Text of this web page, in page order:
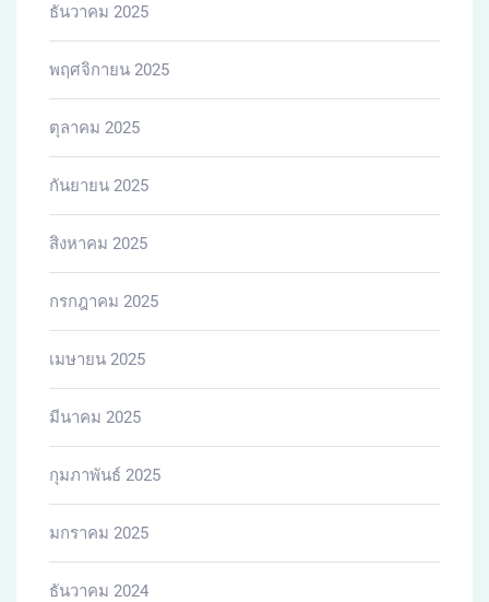
ธันวาคม 2025
พฤศจิกายน 2025
ตุลาคม 2025
กันยายน 2025
สิงหาคม 2025
กรกฎาคม 2025
เมษายน 2025
มีนาคม 2025
กุมภาพันธ์ 2025
มกราคม 2025
ธันวาคม 2024